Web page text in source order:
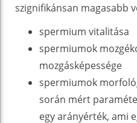
szignifikánsan magasabb
spermium vitalitása
spermiumok
mozgásképessége
spermiumok
során mért
egy arányérték, ami